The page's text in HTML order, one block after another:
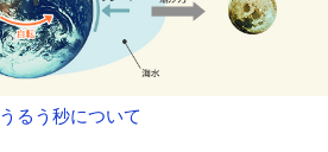
るう秒について